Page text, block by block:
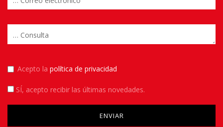
Acepto la política de privacidad
SÍ, acepto recibir las últimas novedades.
Please leave this field empty.